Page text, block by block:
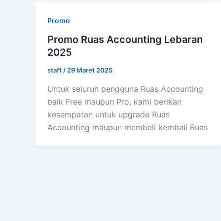
Promo
Promo Ruas Accounting Lebaran
2025
staff / 29 Maret 2025
Untuk seluruh pengguna Ruas Accounting
baik Free maupun Pro, kami berikan
kesempatan untuk upgrade Ruas
Accounting maupun membeli kembali Ruas